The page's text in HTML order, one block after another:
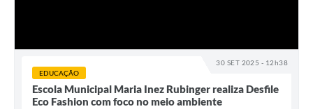
30 SET 2025 - 12h38
EDUCAÇÃO
Escola Municipal Maria Inez Rubinger realiza Desfile
Eco Fashion com foco no meio ambiente